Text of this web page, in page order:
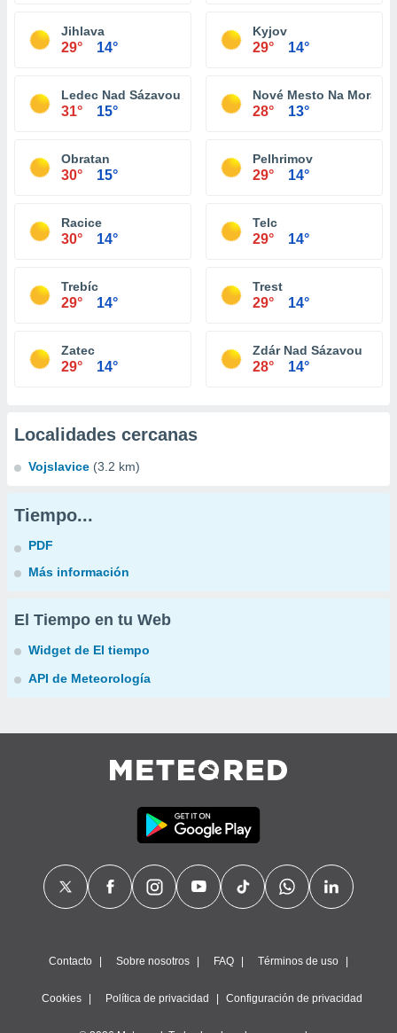
Jihlava
29° 14°
Kyjov
29° 14°
Ledec Nad Sázavou
31° 15°
Nové Mesto Na Morave
28° 13°
Obratan
30° 15°
Pelhrimov
29° 14°
Racice
30° 14°
Telc
29° 14°
Trebíc
29° 14°
Trest
29° 14°
Zatec
29° 14°
Zdár Nad Sázavou
28° 14°
Localidades cercanas
Vojslavice (3.2 km)
Tiempo...
PDF
Más información
El Tiempo en tu Web
Widget de El tiempo
API de Meteorología
Contacto Sobre nosotros FAQ Términos de uso
Cookies Política de privacidad Configuración de privacidad